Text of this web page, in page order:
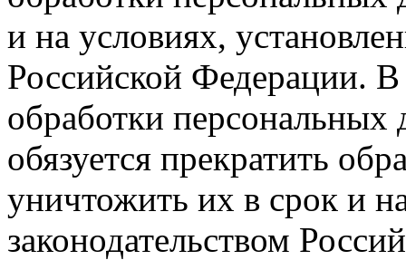
и на условиях,
Российской Федерации.
обработки
обязуется прекратить
уничтожить их в срок и
законодательством